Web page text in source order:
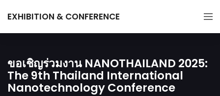
EXHIBITION & CONFERENCE
ขอเชิญร่วมงาน NANOTHAILAND 2025:
The 9th Thailand International
Nanotechnology Conference